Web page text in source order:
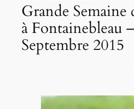
Grande Semaine
à Fontainebleau –
Septembre 2015